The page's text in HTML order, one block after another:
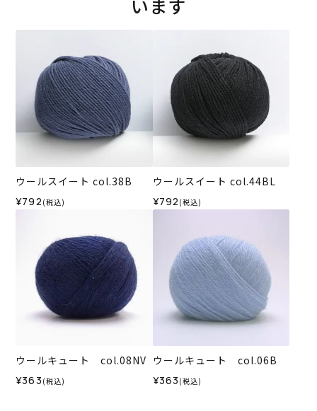
います
ウールスイート col.38B
¥792 (税込)
ウールスイート col.44BL
¥792 (税込)
ウールキュート col.08NV
¥363 (税込)
ウールキュート col.06B
¥363 (税込)